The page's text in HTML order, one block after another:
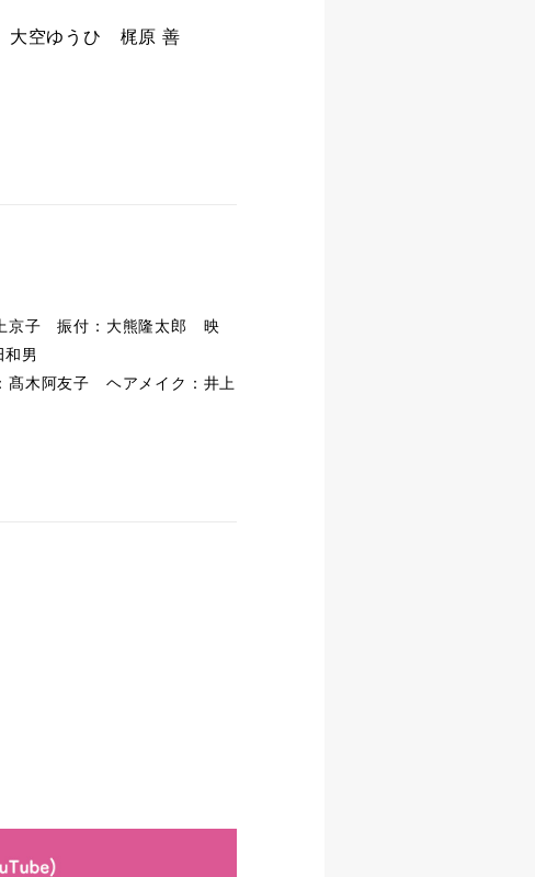
大空ゆうひ 梶原 善
京子 振付：大熊隆太郎 映
男
木阿友子 ヘアメイク：井上